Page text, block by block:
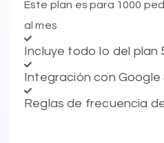
Este plan es para 1000
al mes
Incluye todo lo del plan
Integración con Google
Reglas de frecuencia